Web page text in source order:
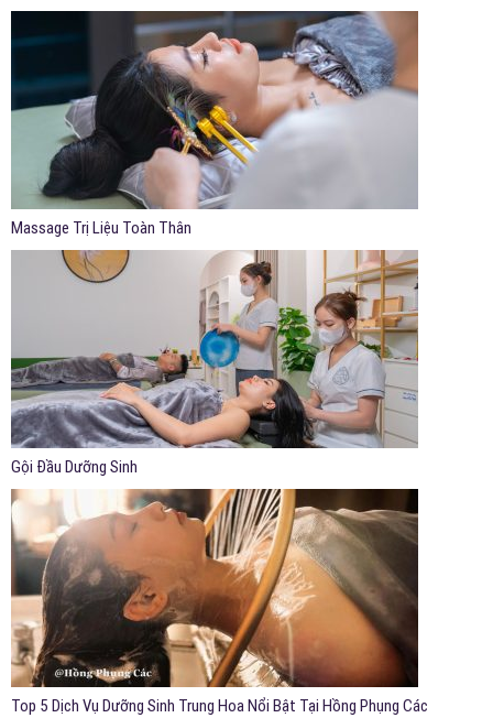
Massage Trị Liệu Toàn Thân
Gội Đầu Dưỡng Sinh
Top 5 Dịch Vụ Dưỡng Sinh Trung Hoa Nổi Bật Tại Hồng Phụng Các